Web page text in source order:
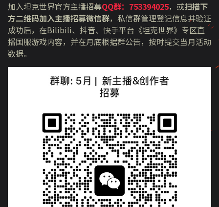
加入坦克世界官方主播招募QQ群：753394025，或扫描下
方二维码加入主播招募微信群，私信群管理登记信息并验证
成功后，在Bilibili、抖音、快手平台《坦克世界》专区直
播国服游戏内容，并在月底根据群公告，按时提交当月活动
数据。